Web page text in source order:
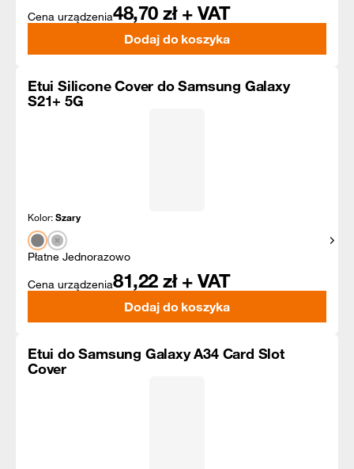
Cena urządzenia48,70 zł + VAT
Dodaj do koszyka
Etui Silicone Cover do Samsung Galaxy
S21+ 5G
Kolor:Szary
Płatne Jednorazowo
Cena urządzenia81,22 zł + VAT
Dodaj do koszyka
Etui do Samsung Galaxy A34 Card Slot
Cover